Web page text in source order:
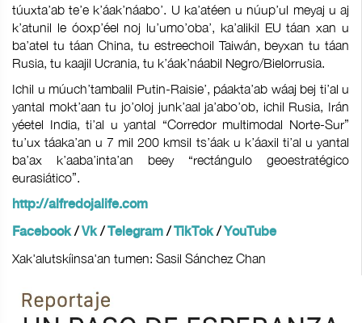
túuxta’ab te’e k’áak’náabo’. U ka’atéen u núup’ul meyaj u aj
k’atunil le óoxp’éel noj lu’umo’oba’, ka’alikil EU táan xan u
ba’atel tu táan China, tu estreechoil Taiwán, beyxan tu táan
Rusia, tu kaajil Ucrania, tu k’áak’náabil Negro/Bielorrusia.
Ichil u múuch’tambalil Putin-Raisie’, páakta’ab wáaj bej ti’al u
yantal mokt’aan tu jo’oloj junk’aal ja’abo’ob, ichil Rusia, Irán
yéetel India, ti’al u yantal “Corredor multimodal Norte-Sur”
tu’ux táaka’an u 7 mil 200 kmsil ts’áak u k’áaxil ti’al u yantal
ba’ax k’aaba’inta’an beey “rectángulo geoestratégico
eurasiático”.
http://alfredojalife.com
Facebook /Vk /Telegram /TikTok/YouTube
Xak'alutskíinsa'an tumen: Sasil Sánchez Chan